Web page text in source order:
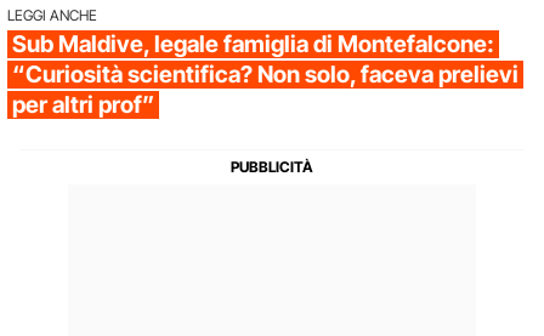
LEGGI ANCHE
Sub Maldive, legale famiglia di Montefalcone:
“Curiosità scientifica? Non solo, faceva prelievi
per altri prof”